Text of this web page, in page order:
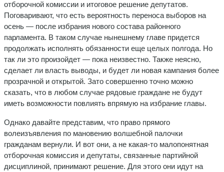
отборочной комиссии и итоговое решение депутатов.
Поговаривают, что есть вероятность переноса выборов на
осень — после избрания нового состава районного
парламента. В таком случае нынешнему главе придется
продолжать исполнять обязанности еще целых полгода. Но
так ли это произойдет — пока неизвестно. Также неясно,
сделает ли власть выводы, и будет ли новая кампания более
прозрачной и открытой. Зато совершенно точно можно
сказать, что в любом случае рядовые граждане не будут
иметь возможности повлиять впрямую на избрание главы.
Однако давайте представим, что право прямого
волеизъявления по мановению волшебной палочки
гражданам вернули. И вот они, а не какая-то малопонятная
отборочная комиссия и депутаты, связанные партийной
дисциплиной, принимают решение. Для этого они идут на